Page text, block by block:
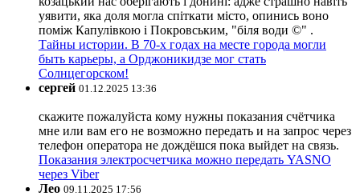
уявити, яка доля могла спіткати місто, опинись воно
поміж Капулівкою і Покровським, "біля води ©" .
Тайны истории. В 70-х годах на месте города могли
быть карьеры, а Орджоникидзе мог стать
Солнцегорском!
сергей 01.12.2025 13:36
скажите пожалуйста кому нужны показания счётчика
мне или вам его не возможно передать и на запрос через
телефон оператора не дождёшся пока выйдет на связь.
Показания электросчетчика можно передать YASNO
через Viber
Лео 09.11.2025 17:56